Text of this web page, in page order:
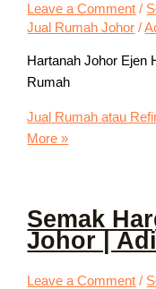
Leave a Comment /
Jual Rumah Johor /
Hartanah Johor Ejen
Rumah
Jual Rumah atau
More »
Semak
Johor |
Leave a Comment /